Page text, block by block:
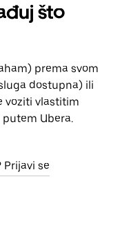
što
prema svom
dostupna) ili
voziti vlastitim
Ubera.
Prijavi se